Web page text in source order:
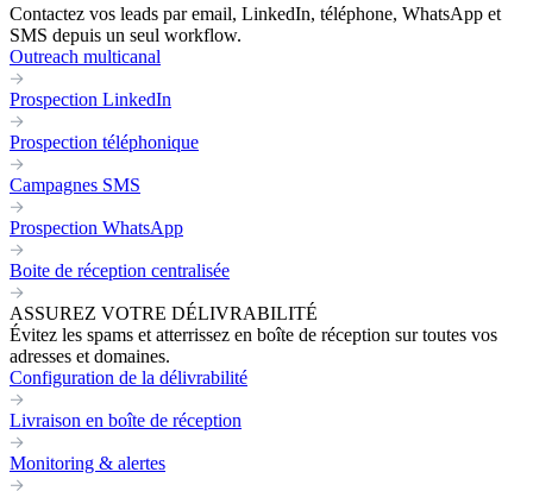
Contactez vos leads par email, LinkedIn, téléphone, WhatsApp et
SMS depuis un seul workflow.
Outreach multicanal
Prospection LinkedIn
Prospection téléphonique
Campagnes SMS
Prospection WhatsApp
Boite de réception centralisée
ASSUREZ VOTRE DÉLIVRABILITÉ
Évitez les spams et atterrissez en boîte de réception sur toutes vos
adresses et domaines.
Configuration de la délivrabilité
Livraison en boîte de réception
Monitoring & alertes